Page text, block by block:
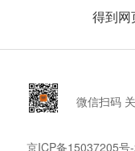
得到网
微信扫码
京ICP备15037205号